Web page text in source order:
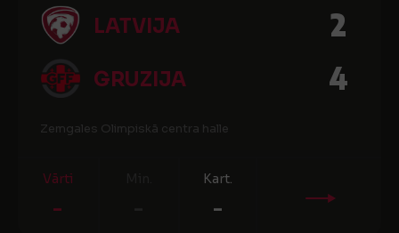
LATVIJA 2
GRUZIJA 4
Zemgales Olimpiskā centra halle
Vārti
-
Kart.
-